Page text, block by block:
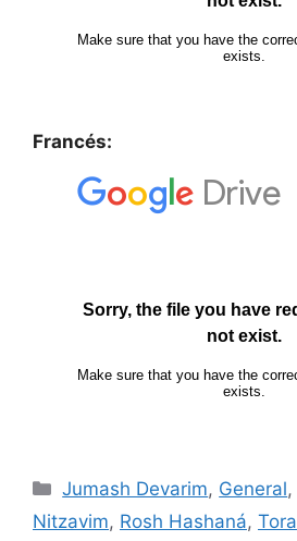
Francés:
Jumash Devarim, General,
Nitzavim, Rosh Hashaná, Tora